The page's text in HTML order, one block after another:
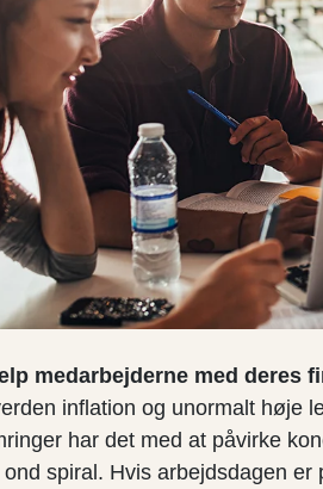
medarbejderne med deres
inflation og unormalt høje
har det med at påvirke
ond spiral. Hvis arbejdsdagen